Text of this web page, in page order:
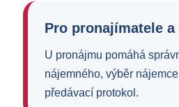
Pro pronajímatele a
U pronájmu pomáhá
nájemného, výběr
předávací protokol.